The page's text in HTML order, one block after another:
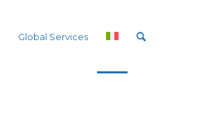
Global Services